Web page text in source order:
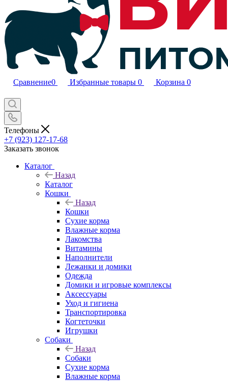
Сравнение0 Избранные товары 0 Корзина 0
Телефоны
+7 (923) 127-17-68
Заказать звонок
Каталог
Назад
Каталог
Кошки
Назад
Кошки
Сухие корма
Влажные корма
Лакомства
Витамины
Наполнители
Лежанки и домики
Одежда
Домики и игровые комплексы
Аксессуары
Уход и гигиена
Транспортировка
Когтеточки
Игрушки
Собаки
Назад
Собаки
Сухие корма
Влажные корма